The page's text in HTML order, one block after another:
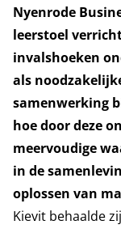
Nyenrode
leerstoel
invalshoeken
als
samenwerking
hoe door deze
meervoudige
in de
oplossen van
Kievit behaalde